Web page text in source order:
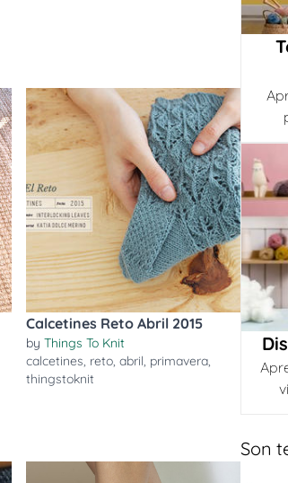
Calcetines Reto Abril 2015
byThings To Knit
calcetines, reto,abril, primavera,
thingstoknit
Son